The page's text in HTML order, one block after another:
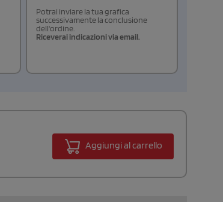
Potrai inviare la tua grafica
successivamente la conclusione
dell'ordine.
Riceverai indicazioni via email.
Aggiungi al carrello